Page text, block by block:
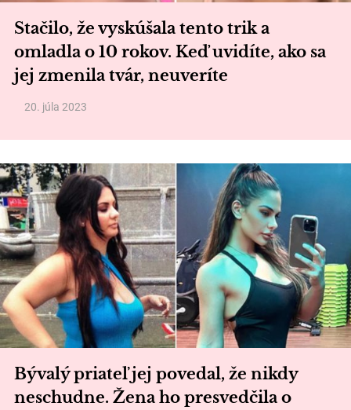
Stačilo, že vyskúšala tento trik a
omladla o 10 rokov. Keď uvidíte, ako sa
jej zmenila tvár, neuveríte
20. júla 2023
Bývalý priateľ jej povedal, že nikdy
neschudne. Žena ho presvedčila o